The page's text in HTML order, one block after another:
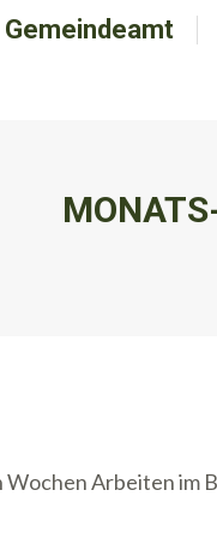
Gemeindeamt
Arbeiten im
Gemeindeamt